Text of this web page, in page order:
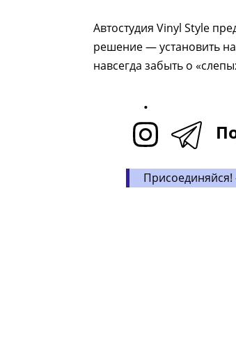
Автостудия Vinyl Style
решение — установить
навсегда забыть о
.